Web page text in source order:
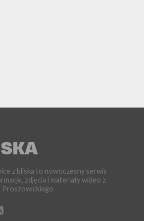
z bliska to nowoczesny serwis
zdjęcia i materiały wideo z